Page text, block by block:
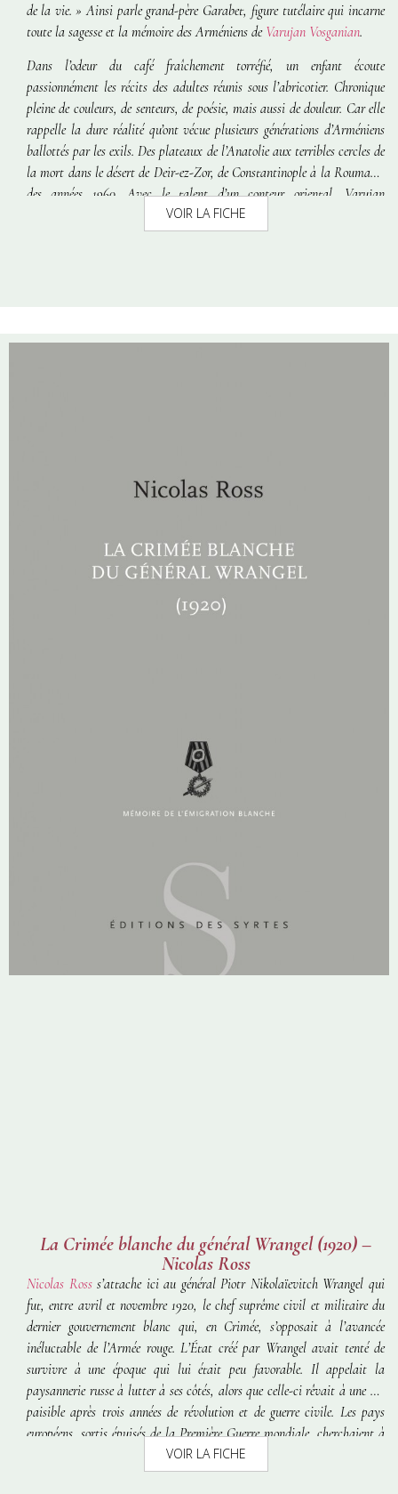
de la vie. » Ainsi parle grand-père Garabet, figure tutélaire qui incarne
toute la sagesse et la mémoire des Arméniens de Varujan Vosganian.
Dans l’odeur du café fraîchement torréfié, un enfant écoute
passionnément les récits des adultes réunis sous l’abricotier. Chronique
pleine de couleurs, de senteurs, de poésie, mais aussi de douleur. Car elle
rappelle la dure réalité qu’ont vécue plusieurs générations d’Arméniens
ballottés par les exils. Des plateaux de l’Anatolie aux terribles cercles de
la mort dans le désert de Deir-ez-Zor, de Constantinople à la Roumanie
des années 1960. Avec le talent d’un conteur oriental, Varujan
Vosganian reconstitue la vie de ses parents, aïeux et voisins arméniens.
Il leur donne ainsi un supplément d’être et de reconnaissance.
VOIR LA FICHE
La Crimée blanche du général Wrangel (1920) –
Nicolas Ross
Nicolas Ross s’attache ici au général Piotr Nikolaïevitch Wrangel qui
fut, entre avril et novembre 1920, le chef suprême civil et militaire du
dernier gouvernement blanc qui, en Crimée, s’opposait à l’avancée
inéluctable de l’Armée rouge. L’État créé par Wrangel avait tenté de
survivre à une époque qui lui était peu favorable. Il appelait la
paysannerie russe à lutter à ses côtés, alors que celle-ci rêvait à une vie
paisible après trois années de révolution et de guerre civile. Les pays
européens, sortis épuisés de la Première Guerre mondiale, cherchaient à
éviter tout ce qui aurait pu les replonger dans une aventure militaire.
Wrangel continuait à faire la guerre alors qu’en Europe on ne parlait que
VOIR LA FICHE